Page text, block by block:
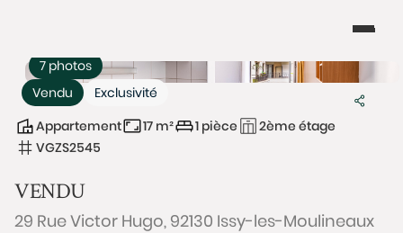
Vendu Exclusivité
7 photos
Appartement 17 m² 1 pièce
2ème étage
VGZS2545
VENDU
29 Rue Victor Hugo, 92130 Issy-les-Moulineaux